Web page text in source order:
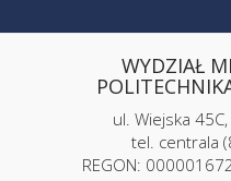
WYDZIAŁ
ul. Wiejska
tel. centrala
REGON: